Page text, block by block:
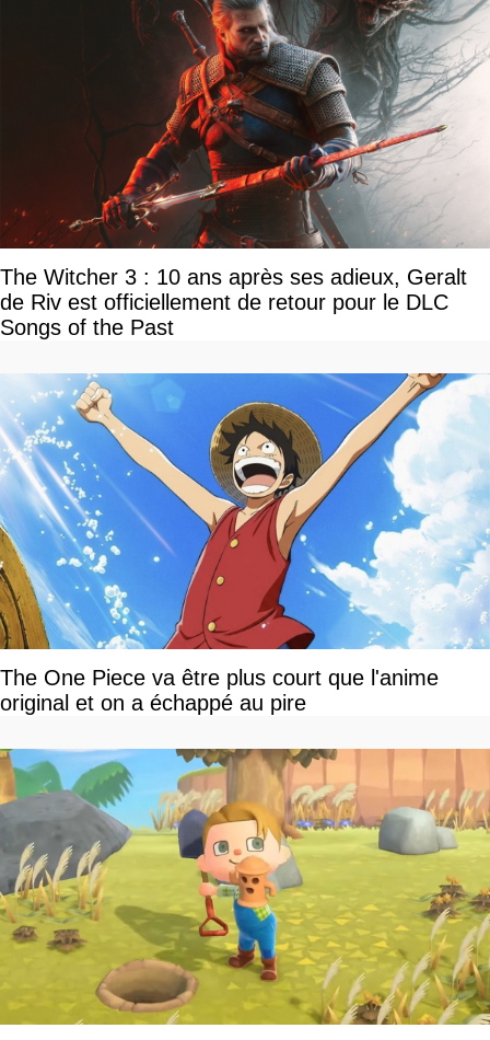
The Witcher 3 : 10 ans après ses adieux, Geralt
de Riv est officiellement de retour pour le DLC
Songs of the Past
The One Piece va être plus court que l'anime
original et on a échappé au pire